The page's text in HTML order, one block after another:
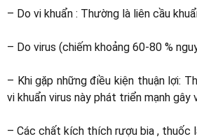
– Do vi khuẩn : Thường là liên cầu
– Do virus (chiếm khoảng 60-80 %
– Khi gặp những điều kiện thuận lợi:
vi khuẩn virus này phát triển mạnh gây
– Các chất kích thích rượu bia , thuốc